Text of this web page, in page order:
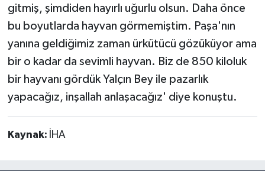
gitmiş, şimdiden hayırlı uğurlu olsun. Daha önce
bu boyutlarda hayvan görmemiştim. Paşa'nın
yanına geldiğimiz zaman ürkütücü gözüküyor ama
bir o kadar da sevimli hayvan. Biz de 850 kiloluk
bir hayvanı gördük Yalçın Bey ile pazarlık
yapacağız, inşallah anlaşacağız' diye konuştu.
Kaynak: İHA